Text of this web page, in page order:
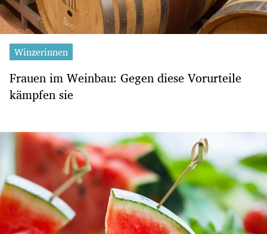
Winzerinnen
Frauen im Weinbau: Gegen diese Vorurteile
kämpfen sie